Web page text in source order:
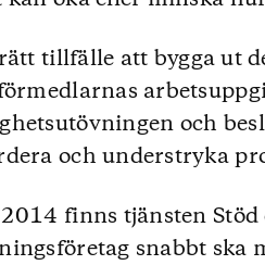
tillfälle att bygga ut
och
och understryka
2014 finns tjänsten
snabbt ska